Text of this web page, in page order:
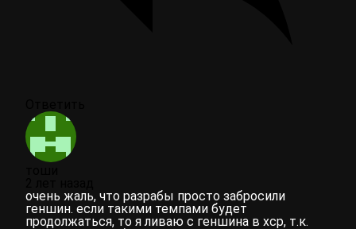
очень жаль, что разрабы просто забросили
геншин. если такими темпами будет
продолжаться, то я ливаю с геншина в хср, т.к.